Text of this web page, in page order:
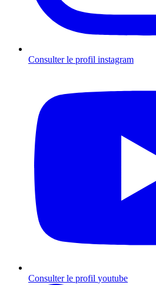
Consulter le profil instagram
Consulter le profil youtube